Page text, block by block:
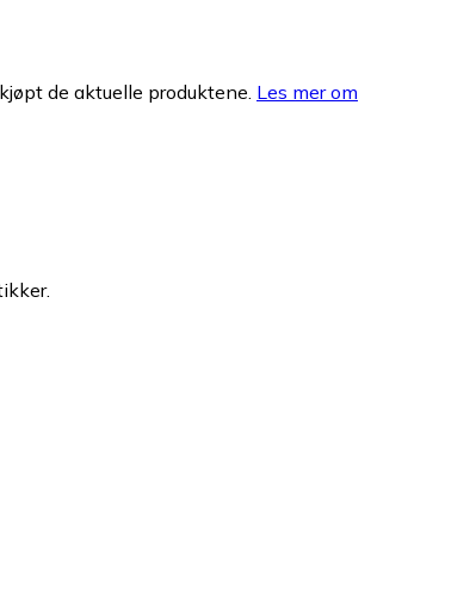
de aktuelle produktene. Les mer om